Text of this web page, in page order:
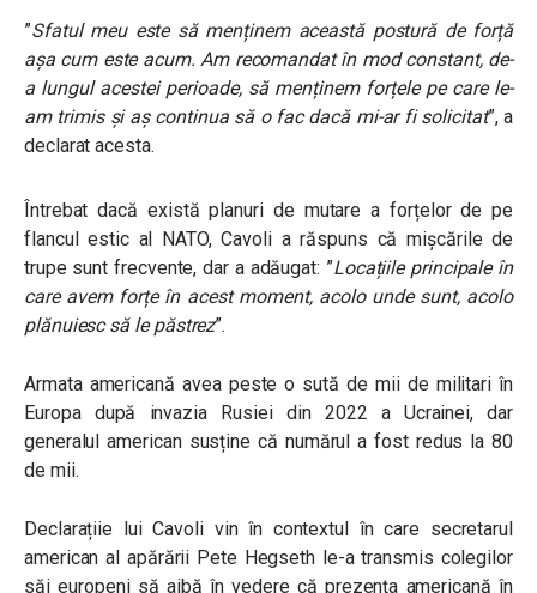
”Sfatul meu este să menținem această postură de forță
așa cum este acum. Am recomandat în mod constant, de-
a lungul acestei perioade, să menținem forțele pe care le-
am trimis și aș continua să o fac dacă mi-ar fi solicitat”, a
declarat acesta.
Întrebat dacă există planuri de mutare a forțelor de pe
flancul estic al NATO, Cavoli a răspuns că mișcările de
trupe sunt frecvente, dar a adăugat: ”Locațiile principale în
care avem forțe în acest moment, acolo unde sunt, acolo
plănuiesc să le păstrez”.
Armata americană avea peste o sută de mii de militari în
Europa după invazia Rusiei din 2022 a Ucrainei, dar
generalul american susține că numărul a fost redus la 80
de mii.
Declarațiie luiCavoli vin în contextul în care secretarul
american al apărării Pete Hegseth le-a transmis colegilor
săi europeni să aibă în vedere că prezența americană în